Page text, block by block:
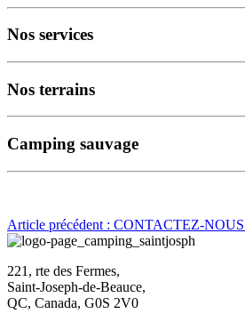
Nos services
Nos terrains
Camping sauvage
Article précédent : CONTACTEZ-NOUS
221, rte des Fermes,
Saint-Joseph-de-Beauce,
QC, Canada, G0S 2V0